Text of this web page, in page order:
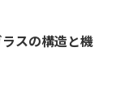
スの構造と機